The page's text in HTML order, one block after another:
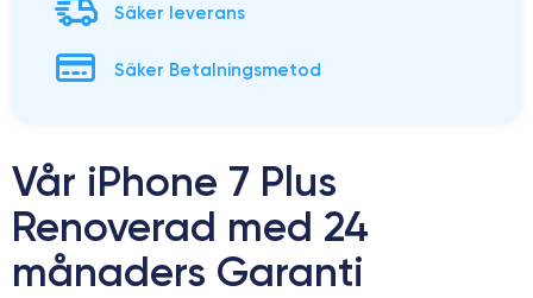
Säker leverans
Säker Betalningsmetod
Vår iPhone 7 Plus
Renoverad med 24
månaders Garanti